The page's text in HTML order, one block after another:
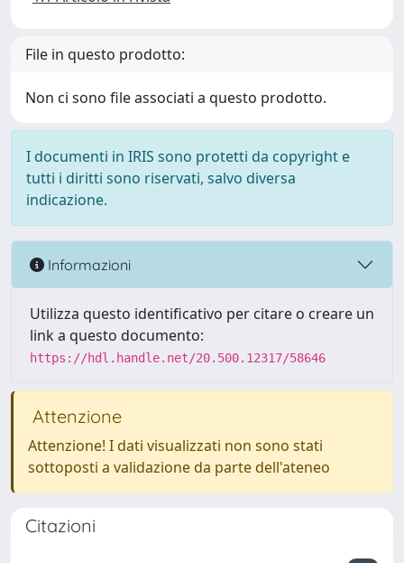
File in questo prodotto:
Non ci sono file associati a questo prodotto.
I documenti in IRIS sono protetti da copyright e
tutti i diritti sono riservati, salvo diversa
indicazione.
Informazioni
Utilizza questo identificativo per citare o creare un
link a questo documento:
https://hdl.handle.net/20.500.12317/58646
Attenzione
Attenzione! I dati visualizzati non sono stati
sottoposti a validazione da parte dell'ateneo
Citazioni